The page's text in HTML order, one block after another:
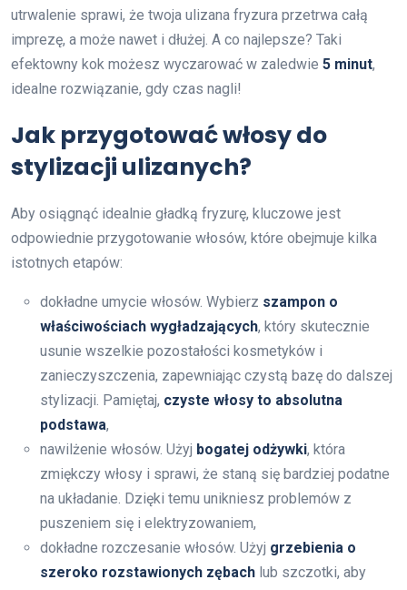
utrwalenie sprawi, że twoja ulizana fryzura przetrwa całą
imprezę, a może nawet i dłużej. A co najlepsze? Taki
efektowny kok możesz wyczarować w zaledwie 5 minut,
idealne rozwiązanie, gdy czas nagli!
Jak przygotować włosy do
stylizacji ulizanych?
Aby osiągnąć idealnie gładką fryzurę, kluczowe jest
odpowiednie przygotowanie włosów, które obejmuje kilka
istotnych etapów:
dokładne umycie włosów. Wybierz szampon o
właściwościach wygładzających, który skutecznie
usunie wszelkie pozostałości kosmetyków i
zanieczyszczenia, zapewniając czystą bazę do dalszej
stylizacji. Pamiętaj, czyste włosy to absolutna
podstawa,
nawilżenie włosów. Użyj bogatej odżywki, która
zmiękczy włosy i sprawi, że staną się bardziej podatne
na układanie. Dzięki temu unikniesz problemów z
puszeniem się i elektryzowaniem,
dokładne rozczesanie włosów. Użyj grzebienia o
szeroko rozstawionych zębach lub szczotki, aby